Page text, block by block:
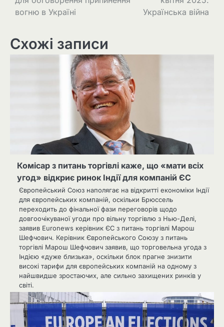
вогню в Україні
Українська війна
Схожі записи
Комісар з питань торгівлі каже, що «мати всіх
угод» відкриє ринок Індії для компаній ЄС
Європейський Союз наполягає на відкритті економіки Індії
для європейських компаній, оскільки Брюссель
переходить до фінальної фази переговорів щодо
довгоочікуваної угоди про вільну торгівлю з Нью-Делі,
заявив Euronews керівник ЄС з питань торгівлі Марош
Шефчович. Керівник Європейського Союзу з питань
торгівлі Марош Шефчович заявив, що торговельна угода з
Індією «дуже близька», оскільки блок прагне знизити
високі тарифи для європейських компаній на одному з
найшвидше зростаючих, але сильно захищених ринків у
світі.